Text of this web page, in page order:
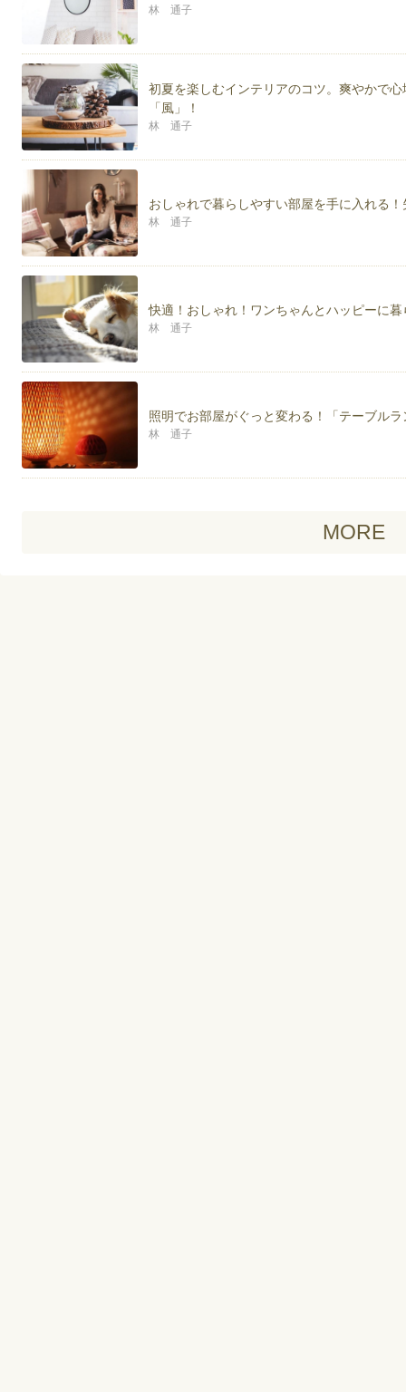
林 通子
初夏を楽しむインテリアのコツ。爽やかで
「風」！
林 通子
おしゃれで暮らしやすい部屋を手に入れる
林 通子
快適！おしゃれ！ワンちゃんとハッピーに
林 通子
照明でお部屋がぐっと変わる！「テーブル
林 通子
MORE